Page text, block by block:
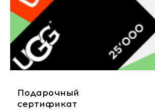
Подарочный
сертификат